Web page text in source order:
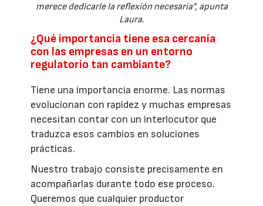
merece dedicarle la reflexión necesaria”, apunta
Laura.
¿Qué importancia tiene esa cercanía
con las empresas en un entorno
regulatorio tan cambiante?
Tiene una importancia enorme. Las normas
evolucionan con rapidez y muchas empresas
necesitan contar con un interlocutor que
traduzca esos cambios en soluciones
prácticas.
Nuestro trabajo consiste precisamente en
acompañarlas durante todo ese proceso.
Queremos que cualquier productor